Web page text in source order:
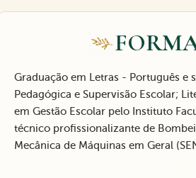
Graduação em Letras - Português e
Pedagógica e Supervisão Escolar;
em Gestão Escolar pelo Instituto
técnico profissionalizante de
Mecânica de Máquinas em Geral